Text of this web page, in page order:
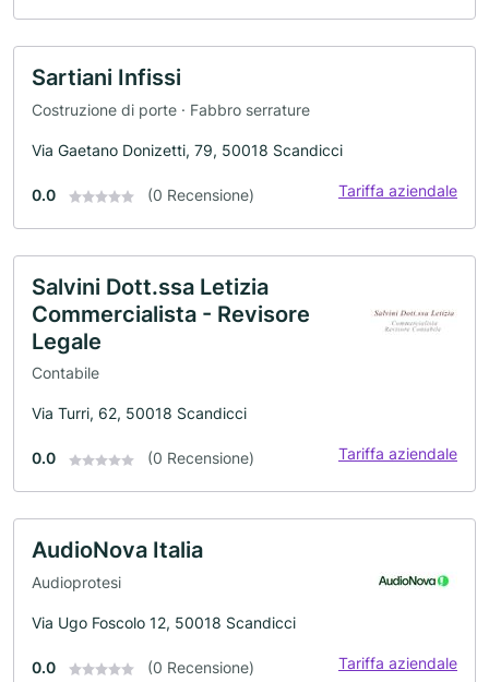
Sartiani Infissi
Costruzione di porte · Fabbro serrature
Via Gaetano Donizetti, 79, 50018 Scandicci
0.0 (0 Recensione) Tariffa aziendale
Salvini Dott.ssa Letizia
Commercialista - Revisore
Legale
Contabile
Via Turri, 62, 50018 Scandicci
0.0 (0 Recensione) Tariffa aziendale
AudioNova Italia
Audioprotesi
Via Ugo Foscolo 12, 50018 Scandicci
0.0 (0 Recensione) Tariffa aziendale